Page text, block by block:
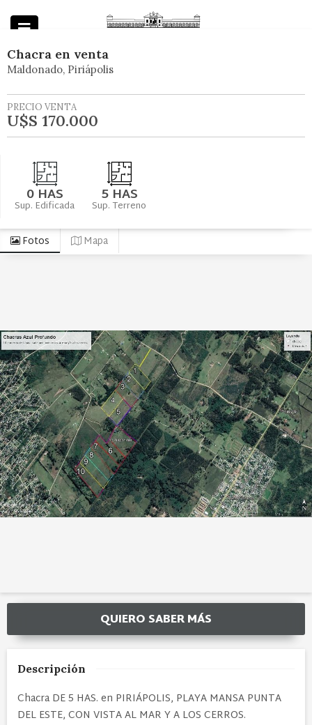
Chacra en venta
Maldonado Piriápolis
PRECIO VENTA
U$S 170.000
0 HAS
Sup. Edificada 5 HAS
Sup. Terreno
Fotos Mapa
QUIERO SABER MÁS
Descripción
Chacra DE 5 HAS. en PIRIÁPOLIS, PLAYA MANSA PUNTA
DEL ESTE, CON VISTA AL MAR Y A LOS CERROS.